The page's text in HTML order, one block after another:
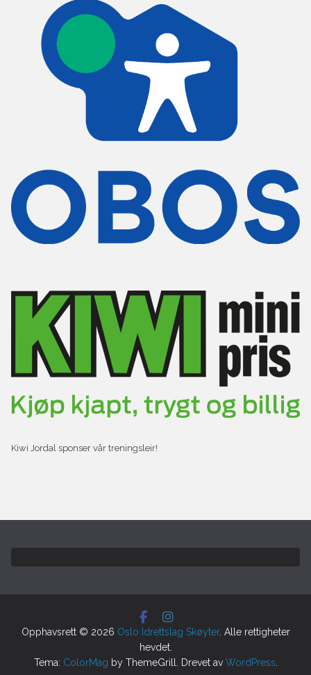
Kiwi Jordal sponser vår treningsleir!
Opphavsrett © 2026 Oslo Idrettslag Skøyter. Alle rettigheter
hevdet.
Tema: ColorMag by ThemeGrill. Drevet av WordPress